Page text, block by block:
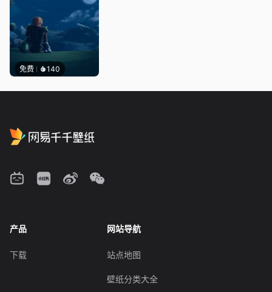
免费 140
产品
下载
网站导航
站点地图
壁纸分类大全